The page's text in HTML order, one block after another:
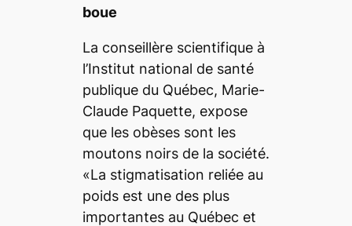
boue
La conseillère scientifique à
l’Institut national de santé
publique du Québec, Marie-
Claude Paquette, expose
que les obèses sont les
moutons noirs de la société.
«La stigmatisation reliée au
poids est une des plus
importantes au Québec et